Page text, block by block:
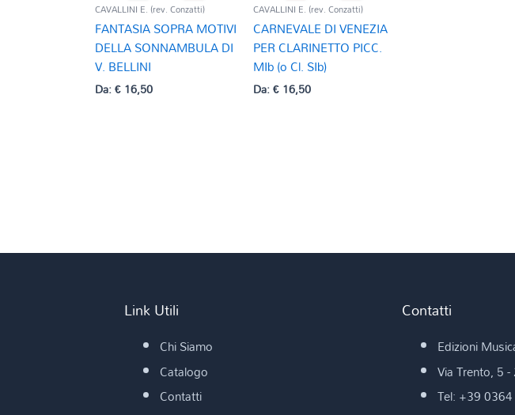
CAVALLINI E. (rev. Conzatti)
FANTASIA SOPRA MOTIVI
DELLA SONNAMBULA DI
V. BELLINI
Da:€16,50
CAVALLINI E. (rev. Conzatti)
CARNEVALE DI VENEZIA
PER CLARINETTO PICC.
MIb (o Cl. SIb)
Da:€16,50
Link Utili
Chi Siamo
Catalogo
Contatti
Contatti
Edizioni
Via Trento, 5
Tel: +39